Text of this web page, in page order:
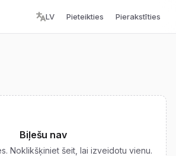
LV Pieteikties Pierakstīties
Biļešu nav
Noklikšķiniet šeit, lai izveidotu vienu.